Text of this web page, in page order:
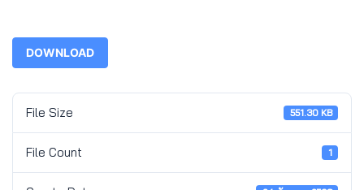
DOWNLOAD
File Size 551.30 KB
File Count 1